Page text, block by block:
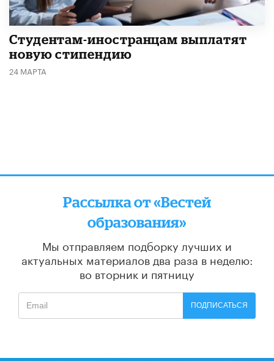
Студентам-иностранцам выплатят
новую стипендию
24 МАРТА
Рассылка от «Вестей
образования»
Мы отправляем подборку лучших и
актуальных материалов два раза в неделю:
во вторник и пятницу
ПОДПИСАТЬСЯ